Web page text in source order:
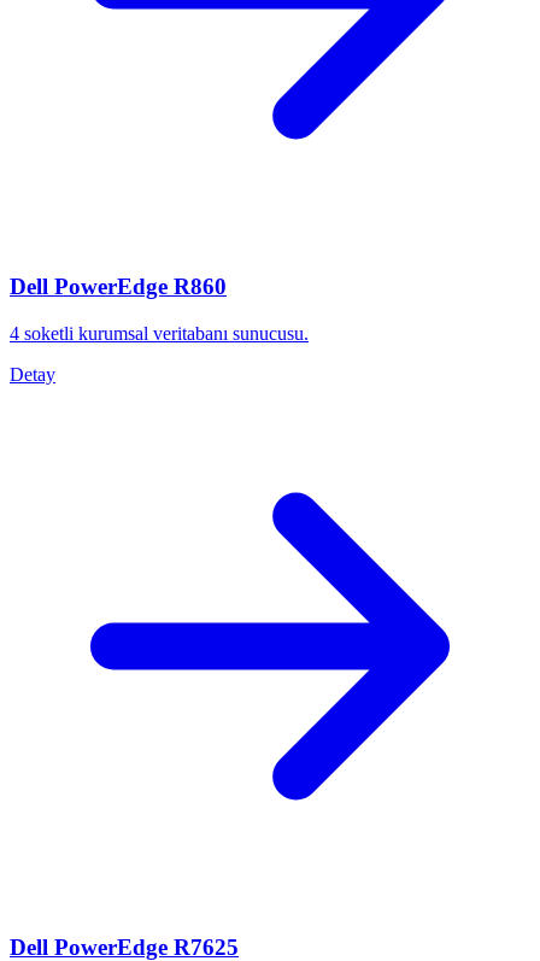
Dell PowerEdge R860
4 soketli kurumsal veritabanı sunucusu.
Detay
Dell PowerEdge R7625